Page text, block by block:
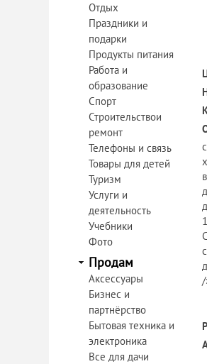
Отдых
Праздники и
подарки
Продукты питания
Работа и
образование
Спорт
Строительствои
ремонт
Телефоны и связь
Товары для детей
Туризм
Услуги и
деятельность
Учебники
Фото
Продам
Аксессуары
Бизнес и
партнёрство
Бытовая техника и
электроника
Все для дачи
/